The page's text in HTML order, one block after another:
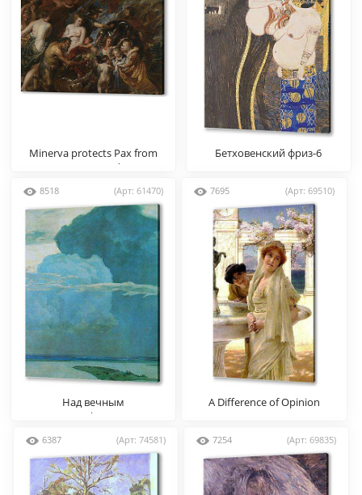
Minerva protects Pax from
Mars (Peace and War)
Бетховенский фриз-6
8518 (Арт: 61470)
Над вечным
покоем(фрагмент)
7695 (Арт: 69510)
A Difference of Opinion
6387 (Арт: 74581) 7254 (Арт: 69835)